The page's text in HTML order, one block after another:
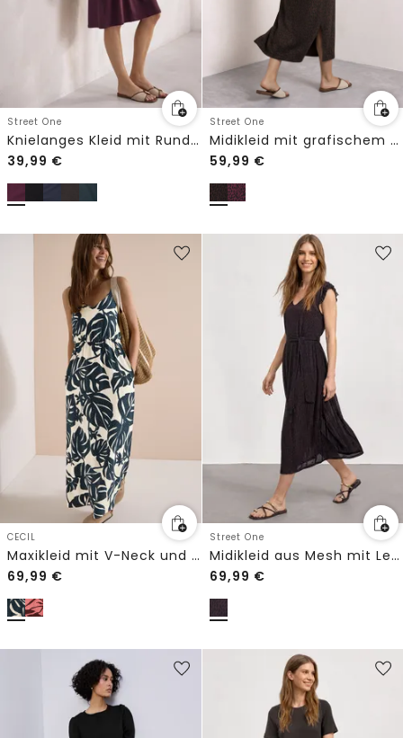
Street One
Knielanges Kleid mit Rundhals und Knopfdetail
39,99 €
Street One
Midikleid mit grafischem Muster
59,99 €
CECIL
Maxikleid mit V-Neck und Print
69,99 €
Street One
Midikleid aus Mesh mit Leo-Print
69,99 €